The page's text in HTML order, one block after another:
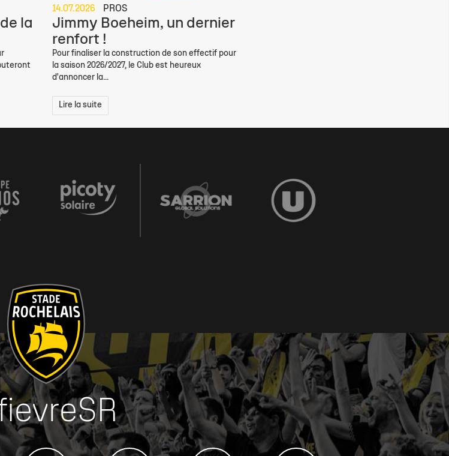
la
14.07.2026 PROS
Jimmy Boeheim, un dernier
renfort !
Pour finaliser la construction de son effectif pour
la saison 2026/2027, le Club est heureux
d'annoncer la...
Lire la suite